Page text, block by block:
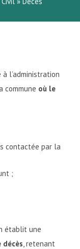
l’administration
commune où le
contactée par la
;
établit une
, retenant